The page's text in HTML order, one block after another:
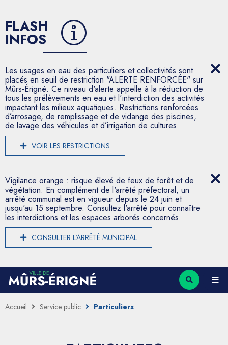
FLASH
INFOS
Les usages en eau des particuliers et collectivités sont
placés en seuil de restriction "ALERTE RENFORCÉE" sur
Mûrs-Érigné. Ce niveau d'alerte appelle à la réduction de
tous les prélèvements en eau et l'interdiction des activités
impactant les milieux aquatiques. Restrictions renforcées
d’arrosage, de remplissage et de vidange des piscines,
de lavage des véhicules et d’irrigation de cultures.
VOIR LES RESTRICTIONS
Vigilance orange : risque élevé de feux de forêt et de
végétation. En complément de l'arrêté préfectoral, un
arrêté communal est en vigueur depuis le 24 juin et
jusqu'au 15 septembre. Consultez l'arrêté pour connaître
les interdictions et les espaces arborés concernés.
CONSULTER L'ARRÊTÉ MUNICIPAL
Accueil Service public Particuliers